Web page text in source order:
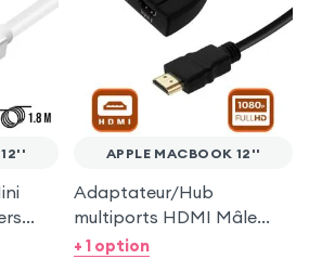
12'' APPLE MACBOOK 12''
Adaptateur/Hub
multiports HDMI Mâle
vers 3x ports HDMI
+ 1 option